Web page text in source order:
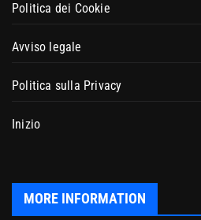
Politica dei Cookie
Avviso legale
Politica sulla Privacy
Inizio
MORE INFORMATION